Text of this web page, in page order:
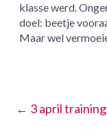
klasse werd.
doel: beetje
Maar wel
← 3 april